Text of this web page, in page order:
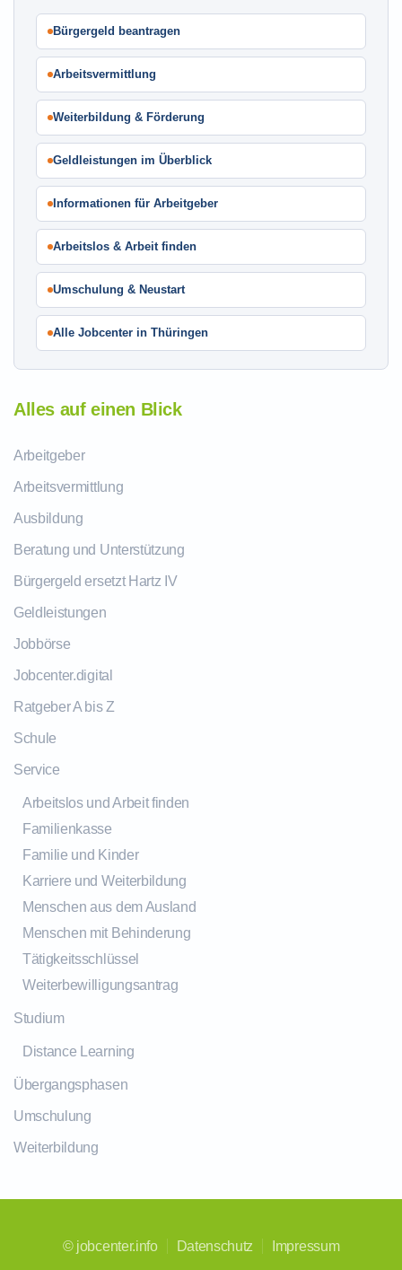
Bürgergeld beantragen
Arbeitsvermittlung
Weiterbildung & Förderung
Geldleistungen im Überblick
Informationen für Arbeitgeber
Arbeitslos & Arbeit finden
Umschulung & Neustart
Alle Jobcenter in Thüringen
Alles auf einen Blick
Arbeitgeber
Arbeitsvermittlung
Ausbildung
Beratung und Unterstützung
Bürgergeld ersetzt Hartz IV
Geldleistungen
Jobbörse
Jobcenter.digital
Ratgeber A bis Z
Schule
Service
Arbeitslos und Arbeit finden
Familienkasse
Familie und Kinder
Karriere und Weiterbildung
Menschen aus dem Ausland
Menschen mit Behinderung
Tätigkeitsschlüssel
Weiterbewilligungsantrag
Studium
Distance Learning
Übergangsphasen
Umschulung
Weiterbildung
© jobcenter.info Datenschutz Impressum